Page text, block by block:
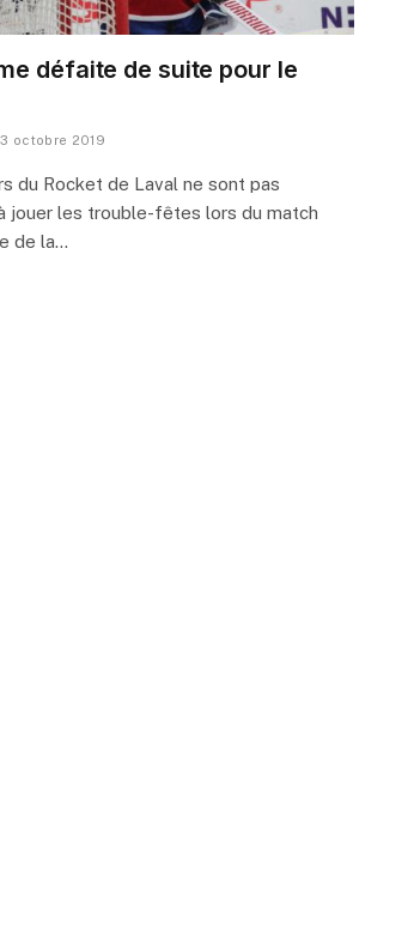
défaite de suite pour le
octobre 2019
du Rocket de Laval ne sont pas
jouer les trouble-fêtes lors du match
de la…